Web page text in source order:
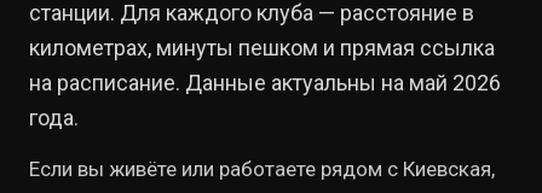
станции. Для каждого клуба — расстояние в
километрах, минуты пешком и прямая ссылка
на расписание. Данные актуальны на май 2026
года.
Если вы живёте или работаете рядом с Киевская,